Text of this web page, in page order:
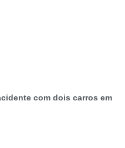
com dois carros em